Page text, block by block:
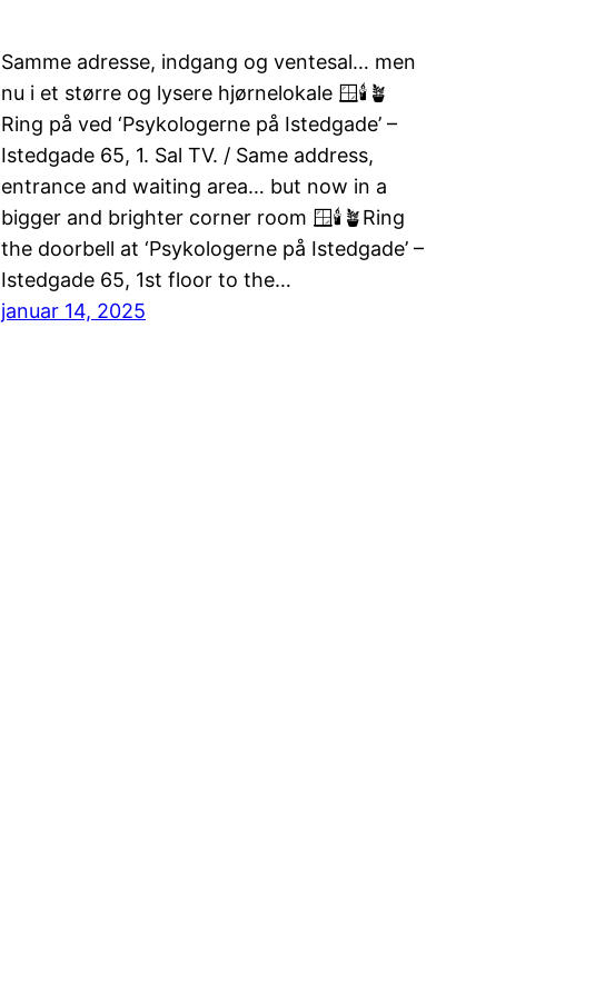
Samme adresse, indgang og ventesal… men
nu i et større og lysere hjørnelokale 🪟🕯️🪴
Ring på ved ‘Psykologerne på Istedgade’ –
Istedgade 65, 1. Sal TV. / Same address,
entrance and waiting area… but now in a
bigger and brighter corner room 🪟🕯️🪴Ring
the doorbell at ‘Psykologerne på Istedgade’ –
Istedgade 65, 1st floor to the…
januar 14, 2025